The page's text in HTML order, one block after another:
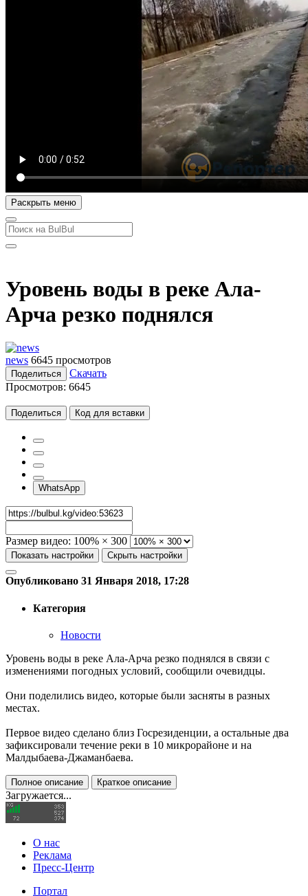
Раскрыть меню
Уровень воды в реке Ала-
Арча резко поднялся
news 6645 просмотров
Поделиться
Скачать
Просмотров: 6645
Поделиться Код для вставки
WhatsApp
Размер видео: 100% × 300
Показать настройки Скрыть настройки
Опубликовано 31 Января 2018, 17:28
Категория
Новости
Уровень воды в реке Ала-Арча резко поднялся в связи с
изменениями погодных условий, сообщили очевидцы.
Они поделились видео, которые были засняты в разных
местах.
Первое видео сделано близ Госрезиденции, а остальные два
зафиксировали течение реки в 10 микрорайоне и на
Малдыбаева-Джаманбаева.
Полное описание Краткое описание
Загружается...
О нас
Реклама
Пресс-Центр
Портал